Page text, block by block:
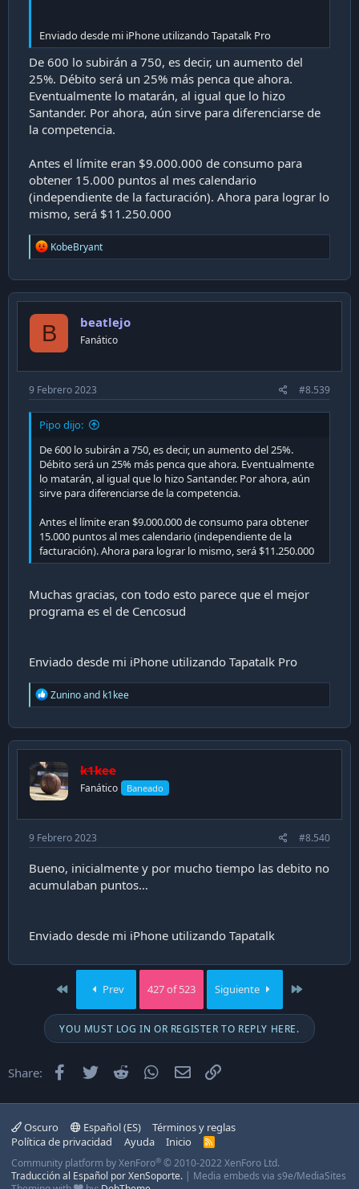
Enviado desde mi iPhone utilizando Tapatalk Pro
De 600 lo subirán a 750, es decir, un aumento del
25%. Débito será un 25% más penca que ahora.
Eventualmente lo matarán, al igual que lo hizo
Santander. Por ahora, aún sirve para diferenciarse de
la competencia.
Antes el límite eran $9.000.000 de consumo para
obtener 15.000 puntos al mes calendario
(independiente de la facturación). Ahora para lograr lo
mismo, será $11.250.000
R
e
c
t
o
n
KobeBryant
B beatlejo
Fanático
9 Febrero 2023 #8.539
Pipo dijo:
De 600 lo subirán a 750, es decir, un aumento del 25%.
Débito será un 25% más penca que ahora. Eventualmente
lo matarán, al igual que lo hizo Santander. Por ahora, aún
sirve para diferenciarse de la competencia.
Antes el límite eran $9.000.000 de consumo para obtener
15.000 puntos al mes calendario (independiente de la
facturación). Ahora para lograr lo mismo, será $11.250.000
Muchas gracias, con todo esto parece que el mejor
programa es el de Cencosud
Enviado desde mi iPhone utilizando Tapatalk Pro
R
e
c
t
o
n
s
Zuninoand k1kee
k1kee
Fanático Baneado
9 Febrero 2023 #8.540
Bueno, inicialmente y por mucho tiempo las debito no
acumulaban puntos…
Enviado desde mi iPhone utilizando Tapatalk
First Prev 427 of 523 Siguiente
YOU MUST LOG IN OR REGISTER TO REPLY HERE.
Share: Facebook
Twitter Reddit WhatsApp
Email
Oscuro Español (ES)
Términos y reglas
Política de privacidad
Ayuda Inicio
R
S
Community platform by XenForo® © 2010-2022 XenForo Ltd.
Traducción al Español por XenSoporte. | Media embeds via s9e/MediaSites